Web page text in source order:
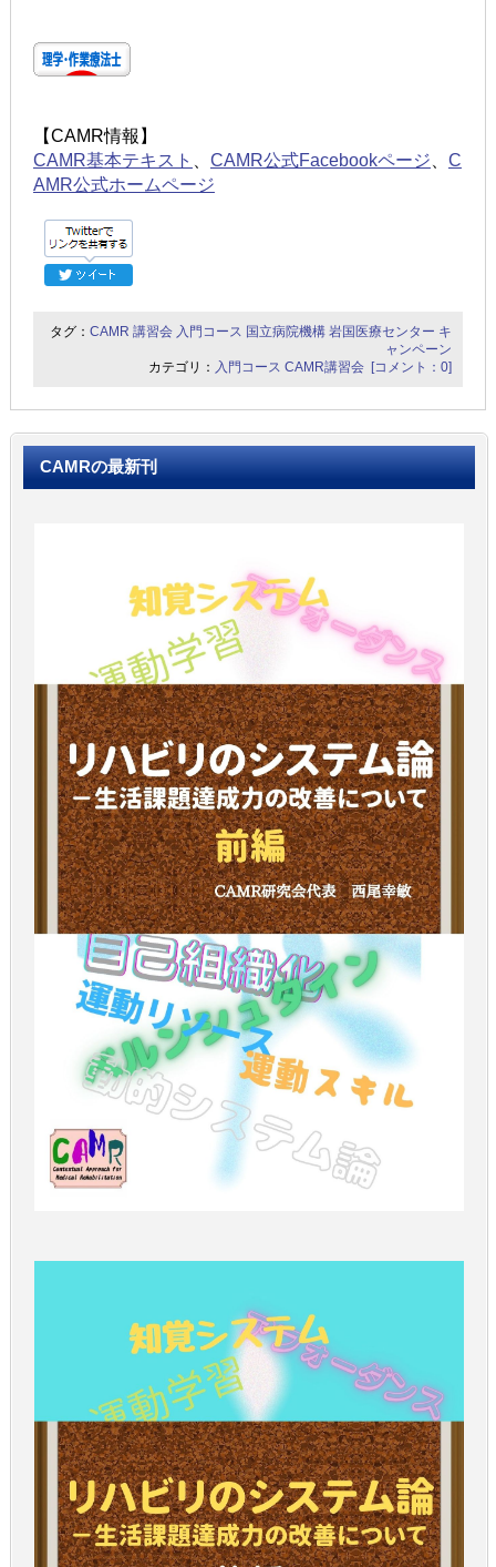
【CAMR情報】
CAMR基本テキスト
CAMR公式Facebookページ
C
AMR公式ホームページ
タグ：CAMR 講習会 入門コース 国立病院機構 岩国医療センター キ
ャンペーン
カテゴリ： 入門コース CAMR講習会 [コメント：0]
CAMRの最新刊